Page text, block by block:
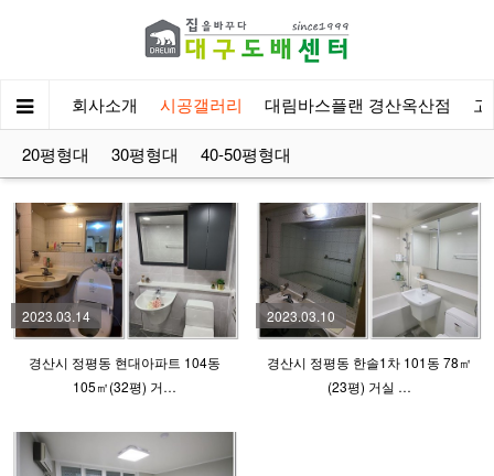
회사소개 시공갤러리 대림바스플랜 경산옥산점
20평형대 30평형대 40-50평형대
2023.03.14
경산시 정평동 현대아파트 104동
105㎡(32평) 거…
2023.03.10
경산시 정평동 한솔1차 101동 78㎡
(23평) 거실 …